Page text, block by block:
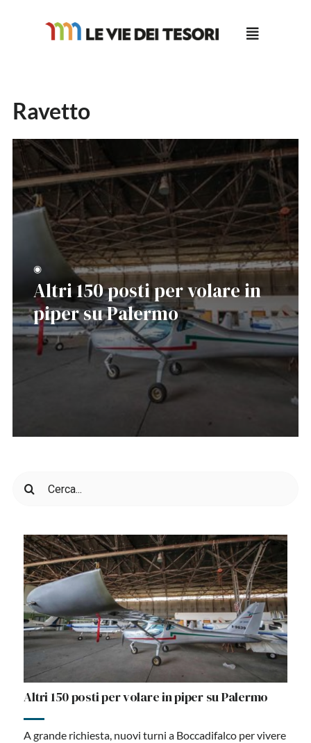
Ravetto
◉
Altri 150 posti per volare in
piper su Palermo
per:
Altri 150 posti per volare in piper su Palermo
A grande richiesta, nuovi turni a Boccadifalco per vivere